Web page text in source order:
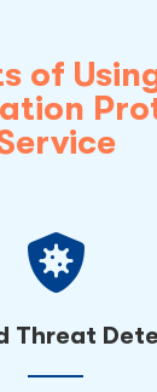
of
Threat